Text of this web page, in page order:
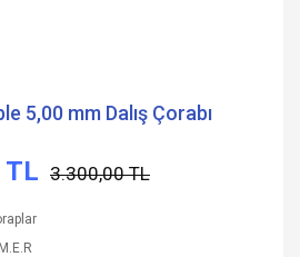
5,00 mm Dalış Çorabı
TL 3.300,00 TL